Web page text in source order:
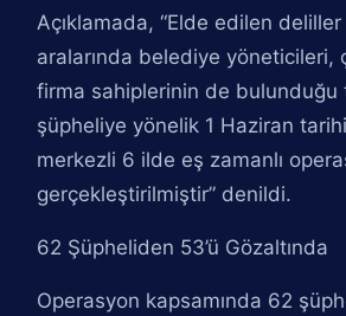
Açıklamada, “Elde edilen
aralarında belediye yöneticileri,
firma sahiplerinin de bulunduğu
şüpheliye yönelik 1 Haziran
merkezli 6 ilde eş zamanlı
gerçekleştirilmiştir” denildi.
62 Şüpheliden 53’ü Gözaltında
Operasyon kapsamında 62